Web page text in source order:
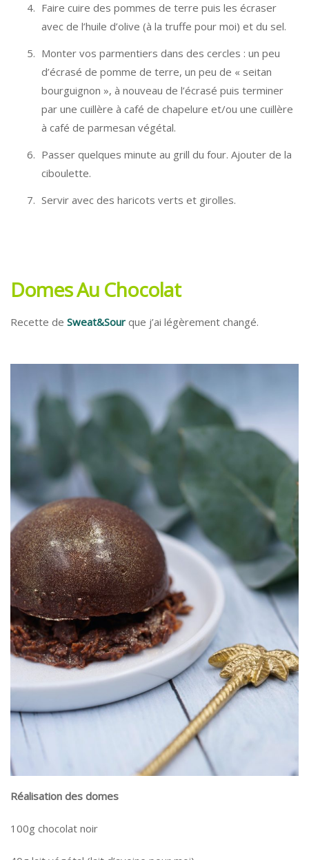
Faire cuire des pommes de terre puis les écraser
avec de l’huile d’olive (à la truffe pour moi) et du sel.
Monter vos parmentiers dans des cercles : un peu
d’écrasé de pomme de terre, un peu de « seitan
bourguignon », à nouveau de l’écrasé puis terminer
par une cuillère à café de chapelure et/ou une cuillère
à café de parmesan végétal.
Passer quelques minute au grill du four. Ajouter de la
ciboulette.
Servir avec des haricots verts et girolles.
Domes Au Chocolat
Recette de Sweat&Sour que j’ai légèrement changé.
Réalisation des domes
100g chocolat noir